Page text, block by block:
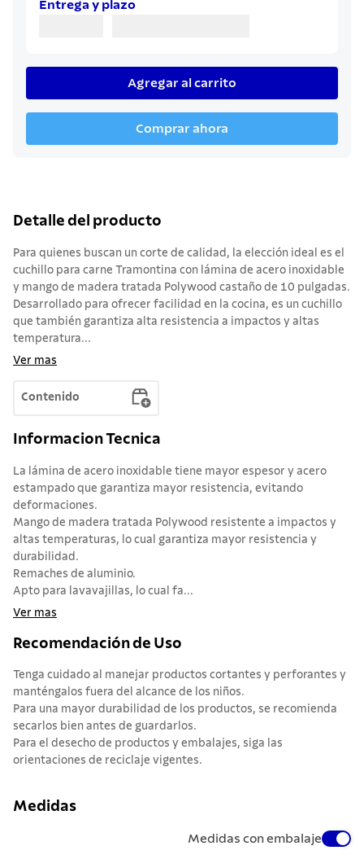
Entrega y plazo
Agregar al carrito
Comprar ahora
Detalle del producto
Para quienes buscan un corte de calidad, la elección ideal es el
cuchillo para carne Tramontina con lámina de acero inoxidable
y mango de madera tratada Polywood castaño de 10 pulgadas.
Desarrollado para ofrecer facilidad en la cocina, es un cuchillo
que también garantiza alta resistencia a impactos y altas
temperatura...
Ver mas
Contenido
Informacion Tecnica
La lámina de acero inoxidable tiene mayor espesor y acero
estampado que garantiza mayor resistencia, evitando
deformaciones.
Mango de madera tratada Polywood resistente a impactos y
altas temperaturas, lo cual garantiza mayor resistencia y
durabilidad.
Remaches de aluminio.
Apto para lavavajillas, lo cual fa...
Ver mas
Recomendación de Uso
Tenga cuidado al manejar productos cortantes y perforantes y
manténgalos fuera del alcance de los niños.
Para una mayor durabilidad de los productos, se recomienda
secarlos bien antes de guardarlos.
Para el desecho de productos y embalajes, siga las
orientaciones de reciclaje vigentes.
Medidas
Medidas con embalaje